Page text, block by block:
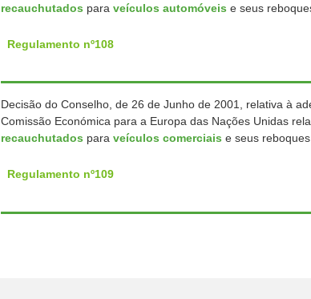
recauchutados para veículos automóveis e seus
Regulamento nº108
Decisão do Conselho, de 26 de Junho de 2001, relativa à
Comissão Económica para a Europa das Nações Unidas
recauchutados para veículos comerciais e seus
Regulamento nº109